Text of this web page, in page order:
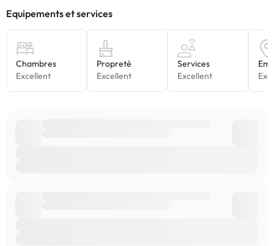
pouvez consulter les tarifs directement auprès de
l’établissement. Toutes les informations figurant sur cette fiche
sont susceptibles d’être modifiées par l’hébergement. Si vous
avez des questions, contactez-nous.